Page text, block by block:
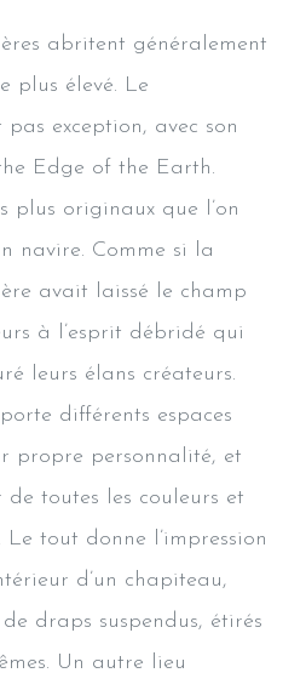
abritent généralement
plus élevé. Le
exception, avec son
Edge of the Earth.
plus originaux que l’on
navire. Comme si la
avait laissé le champ
à l’esprit débridé qui
leurs élans créateurs.
différents espaces
propre personnalité, et
toutes les couleurs et
tout donne l’impression
d’un chapiteau,
draps suspendus, étirés
Un autre lieu